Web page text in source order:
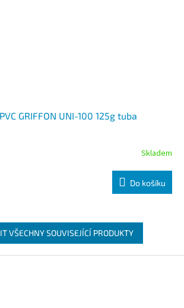
GRIFFON UNI-100 125g tuba
Skladem
Do košíku
VŠECHNY SOUVISEJÍCÍ PRODUKTY